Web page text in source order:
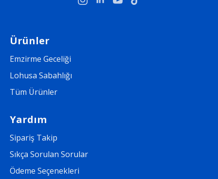
Ürünler
Emzirme Geceliği
Lohusa Sabahlığı
Tüm Ürünler
Yardım
Sipariş Takip
Sıkça Sorulan Sorular
Ödeme Seçenekleri